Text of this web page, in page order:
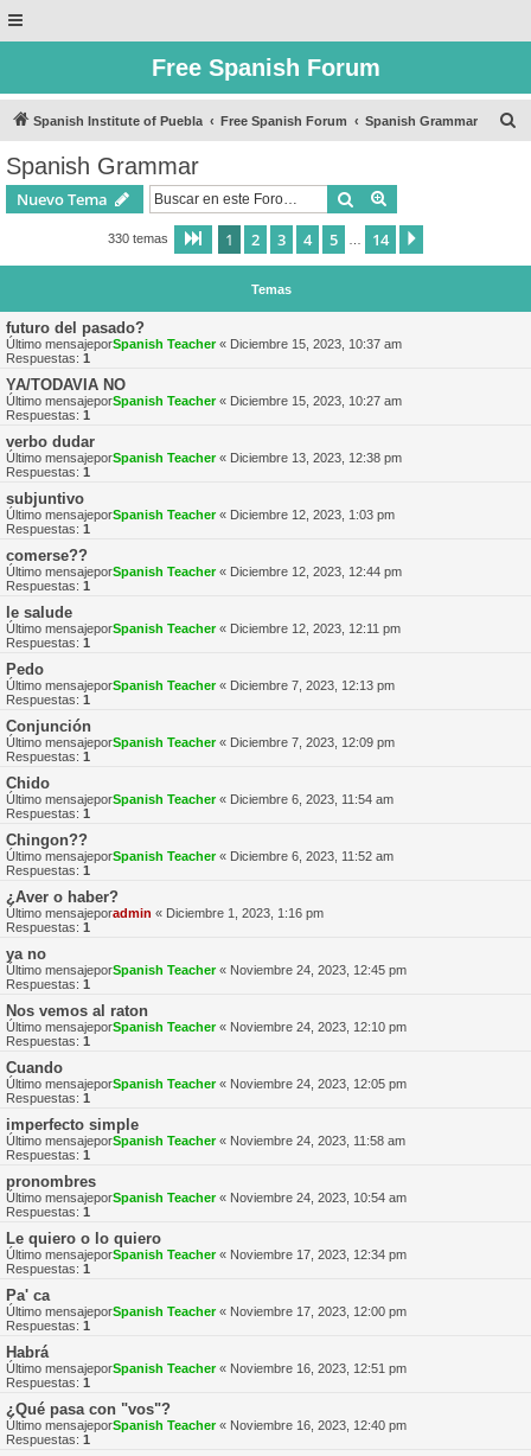
Free Spanish Forum
Spanish Institute of Puebla Free Spanish Forum Spanish Grammar
Spanish Grammar
Nuevo Tema Buscar
330 temas Página de 14
1 2 3 4 5 14
Temas
futuro del pasado?
Último mensajeporSpanish Teacher« Diciembre 15, 2023, 10:37 am
Respuestas: 1
YA/TODAVIA NO
Último mensajeporSpanish Teacher« Diciembre 15, 2023, 10:27 am
Respuestas: 1
verbo dudar
Último mensajeporSpanish Teacher« Diciembre 13, 2023, 12:38 pm
Respuestas: 1
subjuntivo
Último mensajeporSpanish Teacher« Diciembre 12, 2023, 1:03 pm
Respuestas: 1
comerse??
Último mensajeporSpanish Teacher« Diciembre 12, 2023, 12:44 pm
Respuestas: 1
le salude
Último mensajeporSpanish Teacher« Diciembre 12, 2023, 12:11 pm
Respuestas: 1
Pedo
Último mensajeporSpanish Teacher« Diciembre 7, 2023, 12:13 pm
Respuestas: 1
Conjunción
Último mensajeporSpanish Teacher« Diciembre 7, 2023, 12:09 pm
Respuestas: 1
Chido
Último mensajeporSpanish Teacher« Diciembre 6, 2023, 11:54 am
Respuestas: 1
Chingon??
Último mensajeporSpanish Teacher« Diciembre 6, 2023, 11:52 am
Respuestas: 1
¿Aver o haber?
Último mensajeporadmin « Diciembre 1, 2023, 1:16 pm
Respuestas: 1
ya no
Último mensajeporSpanish Teacher« Noviembre 24, 2023, 12:45 pm
Respuestas: 1
Nos vemos al raton
Último mensajeporSpanish Teacher« Noviembre 24, 2023, 12:10 pm
Respuestas: 1
Cuando
Último mensajeporSpanish Teacher« Noviembre 24, 2023, 12:05 pm
Respuestas: 1
imperfecto simple
Último mensajeporSpanish Teacher« Noviembre 24, 2023, 11:58 am
Respuestas: 1
pronombres
Último mensajeporSpanish Teacher« Noviembre 24, 2023, 10:54 am
Respuestas: 1
Le quiero o lo quiero
Último mensajeporSpanish Teacher« Noviembre 17, 2023, 12:34 pm
Respuestas: 1
Pa' ca
Último mensajeporSpanish Teacher« Noviembre 17, 2023, 12:00 pm
Respuestas: 1
Habrá
Último mensajeporSpanish Teacher« Noviembre 16, 2023, 12:51 pm
Respuestas: 1
¿Qué pasa con "vos"?
Último mensajeporSpanish Teacher« Noviembre 16, 2023, 12:40 pm
Respuestas: 1